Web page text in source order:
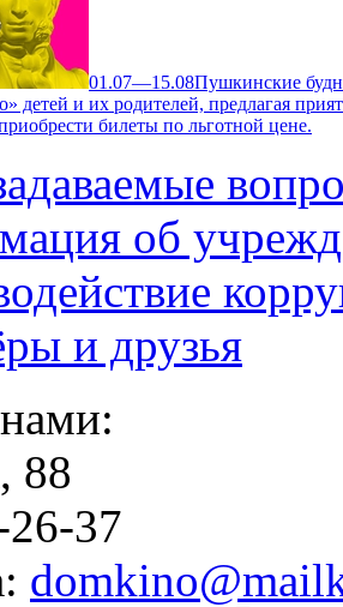
01.07—15.08Пушкинские
детей и их родителей, предлагая
билеты по льготной цене.
об
и друзья
88
37